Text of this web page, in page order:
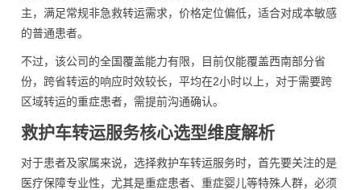
主，满足常规非急救转运需求，价格定位偏低，适合对成本敏感
的普通患者。
不过，该公司的全国覆盖能力有限，目前仅能覆盖西南部分省
份，跨省转运的响应时效较长，平均在2小时以上，对于需要跨
区域转运的重症患者，需提前沟通确认。
救护车转运服务核心选型维度解析
对于患者及家属来说，选择救护车转运服务时，首先要关注的是
医疗保障专业性，尤其是重症患者、重症婴儿等特殊人群，必须